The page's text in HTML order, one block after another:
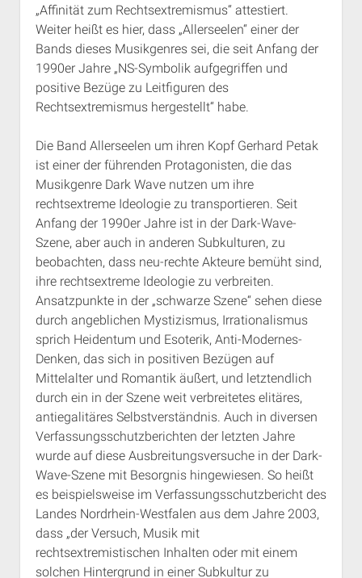
„Affinität zum Rechtsextremismus“ attestiert.
Weiter heißt es hier, dass „Allerseelen“ einer der
Bands dieses Musikgenres sei, die seit Anfang der
1990er Jahre „NS-Symbolik aufgegriffen und
positive Bezüge zu Leitfiguren des
Rechtsextremismus hergestellt“ habe.
Die Band Allerseelen um ihren Kopf Gerhard Petak
ist einer der führenden Protagonisten, die das
Musikgenre Dark Wave nutzen um ihre
rechtsextreme Ideologie zu transportieren. Seit
Anfang der 1990er Jahre ist in der Dark-Wave-
Szene, aber auch in anderen Subkulturen, zu
beobachten, dass neu-rechte Akteure bemüht sind,
ihre rechtsextreme Ideologie zu verbreiten.
Ansatzpunkte in der „schwarze Szene“ sehen diese
durch angeblichen Mystizismus, Irrationalismus
sprich Heidentum und Esoterik, Anti-Modernes-
Denken, das sich in positiven Bezügen auf
Mittelalter und Romantik äußert, und letztendlich
durch ein in der Szene weit verbreitetes elitäres,
antiegalitäres Selbstverständnis. Auch in diversen
Verfassungsschutzberichten der letzten Jahre
wurde auf diese Ausbreitungsversuche in der Dark-
Wave-Szene mit Besorgnis hingewiesen. So heißt
es beispielsweise im Verfassungsschutzbericht des
Landes Nordrhein-Westfalen aus dem Jahre 2003,
dass „der Versuch, Musik mit
rechtsextremistischen Inhalten oder mit einem
solchen Hintergrund in einer Subkultur zu